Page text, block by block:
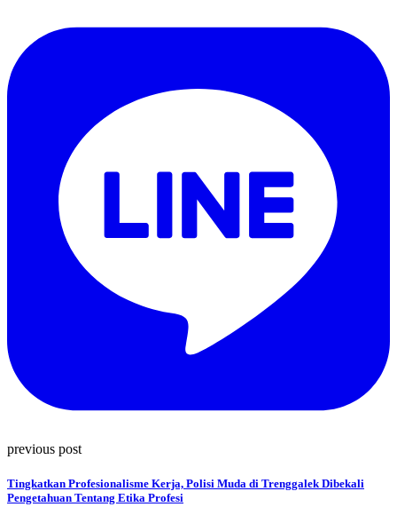
previous post
Tingkatkan Profesionalisme Kerja, Polisi Muda di Trenggalek Dibekali
Pengetahuan Tentang Etika Profesi